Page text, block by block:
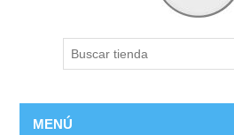
MENÚ